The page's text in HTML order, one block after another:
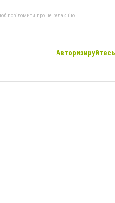
повідомити про це редакцію
Авторизируйтесь